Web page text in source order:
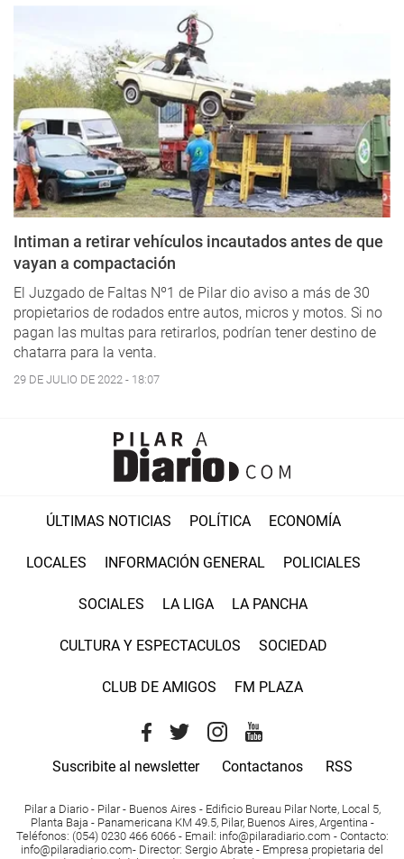
Intiman a retirar vehículos incautados antes de que
vayan a compactación
El Juzgado de Faltas Nº1 de Pilar dio aviso a más de 30
propietarios de rodados entre autos, micros y motos. Si no
pagan las multas para retirarlos, podrían tener destino de
chatarra para la venta.
29 DE JULIO DE 2022 - 18:07
ÚLTIMAS NOTICIAS POLÍTICA ECONOMÍA
LOCALES INFORMACIÓN GENERAL POLICIALES
SOCIALES LA LIGA LA PANCHA
CULTURA Y ESPECTACULOS SOCIEDAD
CLUB DE AMIGOS FM PLAZA
Suscribite al newsletter Contactanos RSS
Pilar a Diario - Pilar - Buenos Aires - Edificio Bureau Pilar Norte, Local 5,
Planta Baja - Panamericana KM 49.5, Pilar, Buenos Aires, Argentina -
Teléfonos: (054) 0230 466 6066 - Email : info@pilaradiario.com - Contacto:
info@pilaradiario.com- Director: Sergio Abrate - Empresa propietaria del